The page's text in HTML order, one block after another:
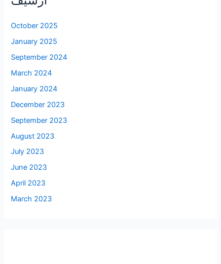
October 2025
January 2025
September 2024
March 2024
January 2024
December 2023
September 2023
August 2023
July 2023
June 2023
April 2023
March 2023